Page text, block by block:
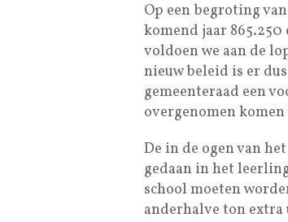
Op een begroting
komend jaar
voldoen we aan de
nieuw beleid is er
gemeenteraad een
overgenomen
De in de ogen van
gedaan in het
school moeten
anderhalve ton extra